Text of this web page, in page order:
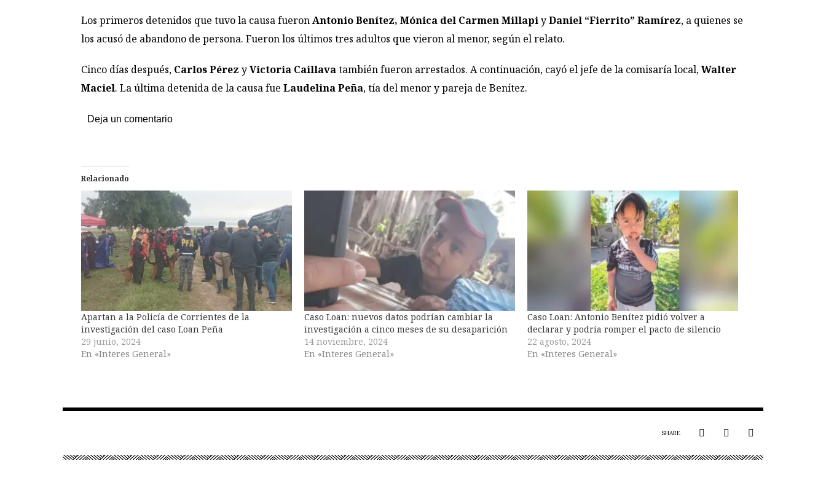
Los primeros detenidos que tuvo la causa fueronAntonio Benítez, Mónica del Carmen MillapiyDaniel “Fierrito” Ramírez, a quienes se
los acusó de abandono de persona. Fueron los últimos tres adultos que vieron al menor, según el relato.
Cinco días después, Carlos Pérez yVictoria Caillavatambién fueron arrestados. A continuación, cayó el jefe de la comisaría local,Walter
Maciel. La última detenida de la causa fue Laudelina Peña, tía del menor y pareja de Benítez.
Deja un comentario
Relacionado
Apartan a la Policía de Corrientes de la
investigación del caso Loan Peña
29 junio, 2024
En «Interes General»
Caso Loan: nuevos datos podrían cambiar la
investigación a cinco meses de su desaparición
14 noviembre, 2024
En «Interes General»
Caso Loan: Antonio Benítez pidió volver a
declarar y podría romper el pacto de silencio
22 agosto, 2024
En «Interes General»
SHARE